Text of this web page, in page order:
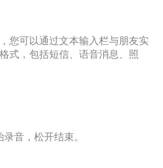
您可以通过文本输入栏与朋友实
式，包括短信、语音消息、照
音，松开结束。